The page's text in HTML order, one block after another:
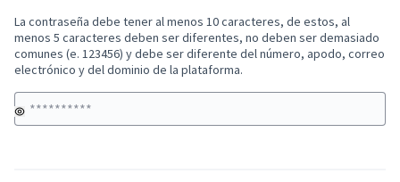
La contraseña debe tener al menos 10 caracteres, de estos, al
menos 5 caracteres deben ser diferentes, no deben ser demasiado
comunes (e. 123456) y debe ser diferente del número, apodo, correo
electrónico y del dominio de la plataforma.